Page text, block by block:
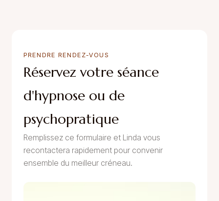
PRENDRE RENDEZ-VOUS
Réservez votre séance
d'hypnose ou de
psychopratique
Remplissez ce formulaire et Linda vous
recontactera rapidement pour convenir
ensemble du meilleur créneau.